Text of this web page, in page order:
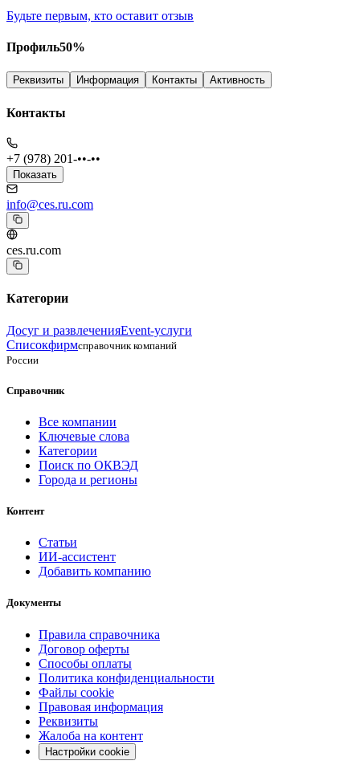
Будьте первым, кто оставит отзыв
Профиль50%
Реквизиты Информация Контакты Активность
Контакты
+7 (978) 201-••-••
Показать
info@ces.ru.com
ces.ru.com
Категории
Досуг и развлеченияEvent-услуги
Списокфирмсправочник компаний
России
Справочник
Все компании
Ключевые слова
Категории
Поиск по ОКВЭД
Города и регионы
Контент
Статьи
ИИ-ассистент
Добавить компанию
Документы
Правила справочника
Договор оферты
Способы оплаты
Политика конфиденциальности
Файлы cookie
Правовая информация
Реквизиты
Жалоба на контент
Настройки cookie